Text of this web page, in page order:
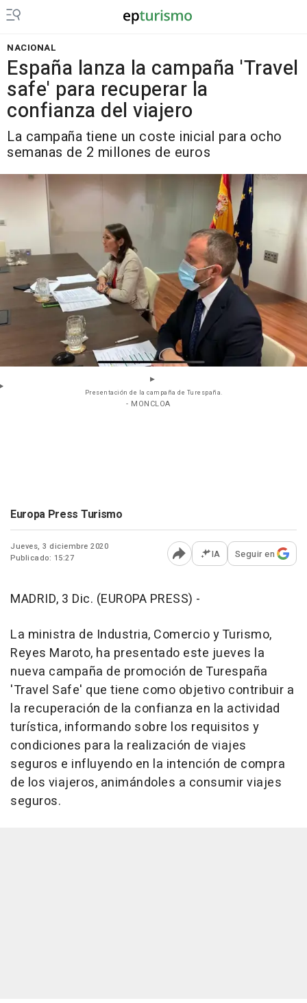
NACIONAL
España lanza la campaña 'Travel
safe' para recuperar la
confianza del viajero
La campaña tiene un coste inicial para ocho
semanas de 2 millones de euros
Presentación de la campaña de Turespaña.
- MONCLOA
Europa Press Turismo
Jueves, 3 diciembre 2020
Publicado: 15:27
Abrir opciones para
IA Seguir en
MADRID, 3 Dic. (EUROPA PRESS) -
La ministra de Industria, Comercio y Turismo,
Reyes Maroto, ha presentado este jueves la
nueva campaña de promoción de Turespaña
'Travel Safe' que tiene como objetivo contribuir a
la recuperación de la confianza en la actividad
turística, informando sobre los requisitos y
condiciones para la realización de viajes
seguros e influyendo en la intención de compra
de los viajeros, animándoles a consumir viajes
seguros.